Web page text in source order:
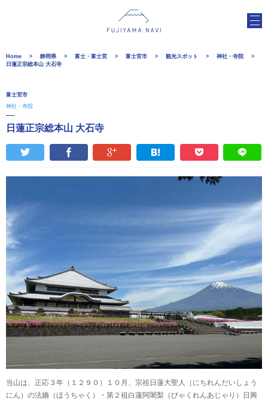
Home 静岡県 富士・富士宮 富士宮市 観光スポット
神社・寺院
日蓮正宗総本山 大石寺
富士宮市
神社・寺院
日蓮正宗総本山 大石寺
当山は、正応３年（１２９０）１０月、宗祖日蓮大聖人（にちれんだいしょう
にん）の法嫡（ほうちゃく）・第２祖白蓮阿闍梨（びゃくれんあじゃり）日興